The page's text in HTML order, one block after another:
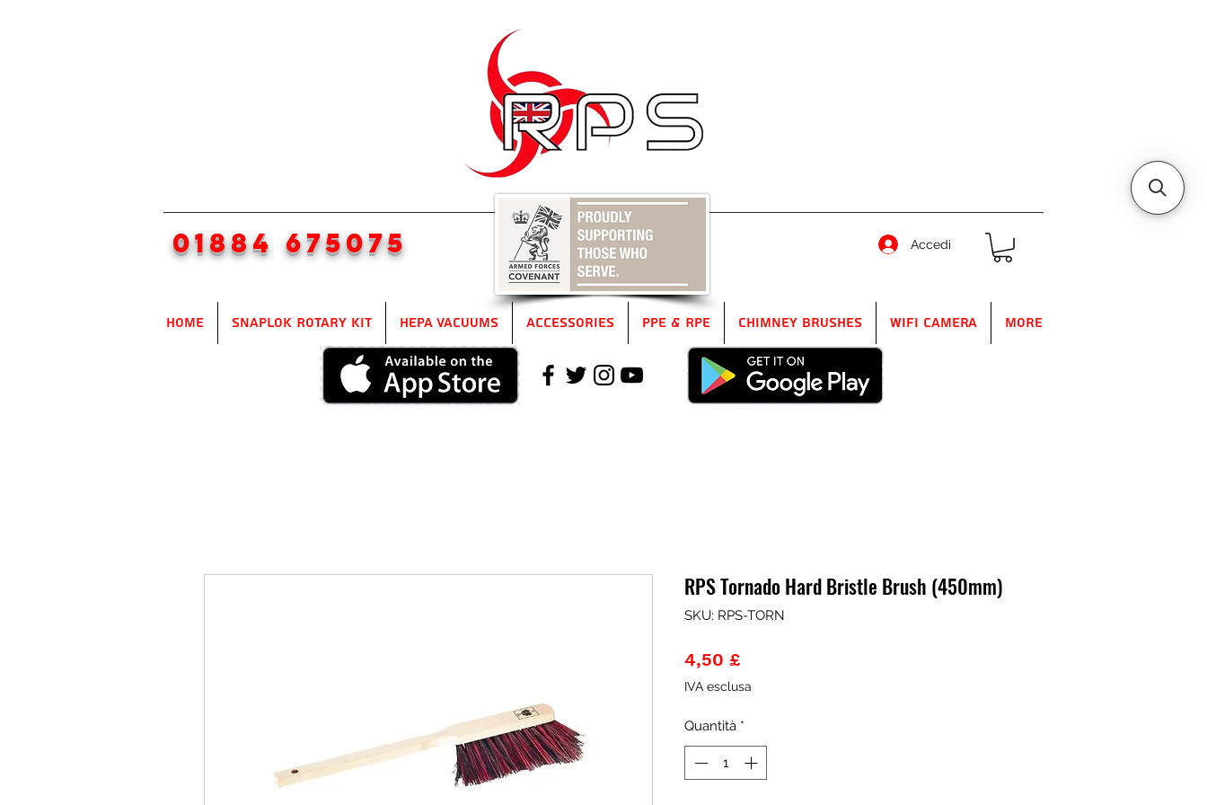
01884 675075 Accedi
Home SnapLok Rotary Kit HEPA Vacuums Accessories PPE & RPE Chimney Brushes WIFI Camera More
RPS Tornado Hard Bristle Brush (450mm)
SKU: RPS-TORN
4,50 £Prezzo
IVA esclusa
Quantità *